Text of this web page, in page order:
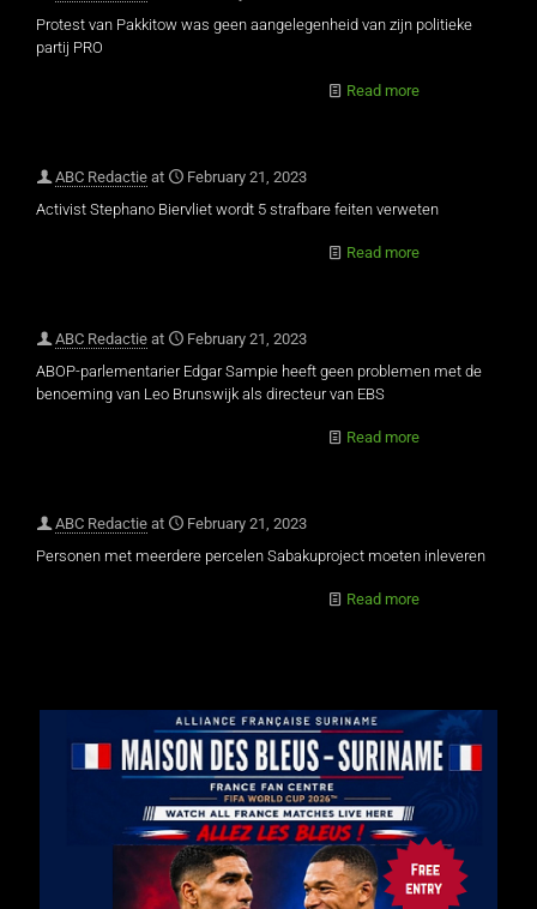
Protest van Pakkitow was geen aangelegenheid van zijn politieke
partij PRO
Read more
ABC Redactie at
February 21, 2023
Activist Stephano Biervliet wordt 5 strafbare feiten verweten
Read more
ABC Redactie at
February 21, 2023
ABOP-parlementarier Edgar Sampie heeft geen problemen met de
benoeming van Leo Brunswijk als directeur van EBS
Read more
ABC Redactie at
February 21, 2023
Personen met meerdere percelen Sabakuproject moeten inleveren
Read more